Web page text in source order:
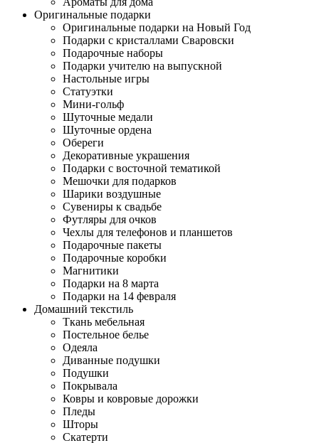
Оригинальные подарки
Оригинальные подарки на Новый Год
Подарки с кристаллами Сваровски
Подарочные наборы
Подарки учителю на выпускной
Настольные игры
Статуэтки
Мини-гольф
Шуточные медали
Шуточные ордена
Обереги
Декоративные украшения
Подарки с восточной тематикой
Мешочки для подарков
Шарики воздушные
Сувениры к свадьбе
Футляры для очков
Чехлы для телефонов и планшетов
Подарочные пакеты
Подарочные коробки
Магнитики
Подарки на 8 марта
Подарки на 14 февраля
Домашний текстиль
Ткань мебельная
Постельное белье
Одеяла
Диванные подушки
Подушки
Покрывала
Ковры и ковровые дорожки
Пледы
Шторы
Скатерти